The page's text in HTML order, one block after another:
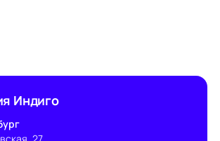
Индиго